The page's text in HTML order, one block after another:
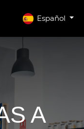
Español
A